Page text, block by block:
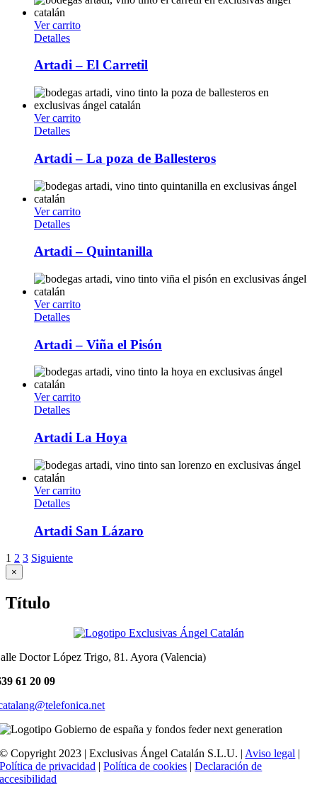
Ver carrito
Detalles
Artadi – El Carretil
Ver carrito
Detalles
Artadi – La poza de Ballesteros
Ver carrito
Detalles
Artadi – Quintanilla
Ver carrito
Detalles
Artadi – Viña el Pisón
Ver carrito
Detalles
Artadi La Hoya
Ver carrito
Detalles
Artadi San Lázaro
1 2 3 Siguiente
Close
product
view
×
Título
Doctor López Trigo, 81. Ayora (Valencia)
61 20 09
© Copyright 2023 | Exclusivas Ángel Catalán S.L.U. | Aviso legal |
Política de privacidad |Política de cookies |Declaración de
accesibilidad